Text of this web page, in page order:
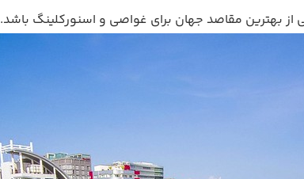
بهترین مقاصد جهان برای غواصی و اسنورکلینگ باشد.